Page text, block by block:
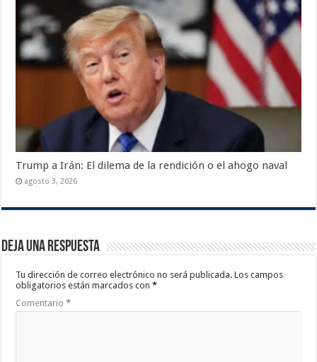
Trump a Irán: El dilema de la rendición o el ahogo naval
agosto 3, 2026
Deja una respuesta
Tu dirección de correo electrónico no será publicada. Los campos
obligatorios están marcados con*
Comentario*